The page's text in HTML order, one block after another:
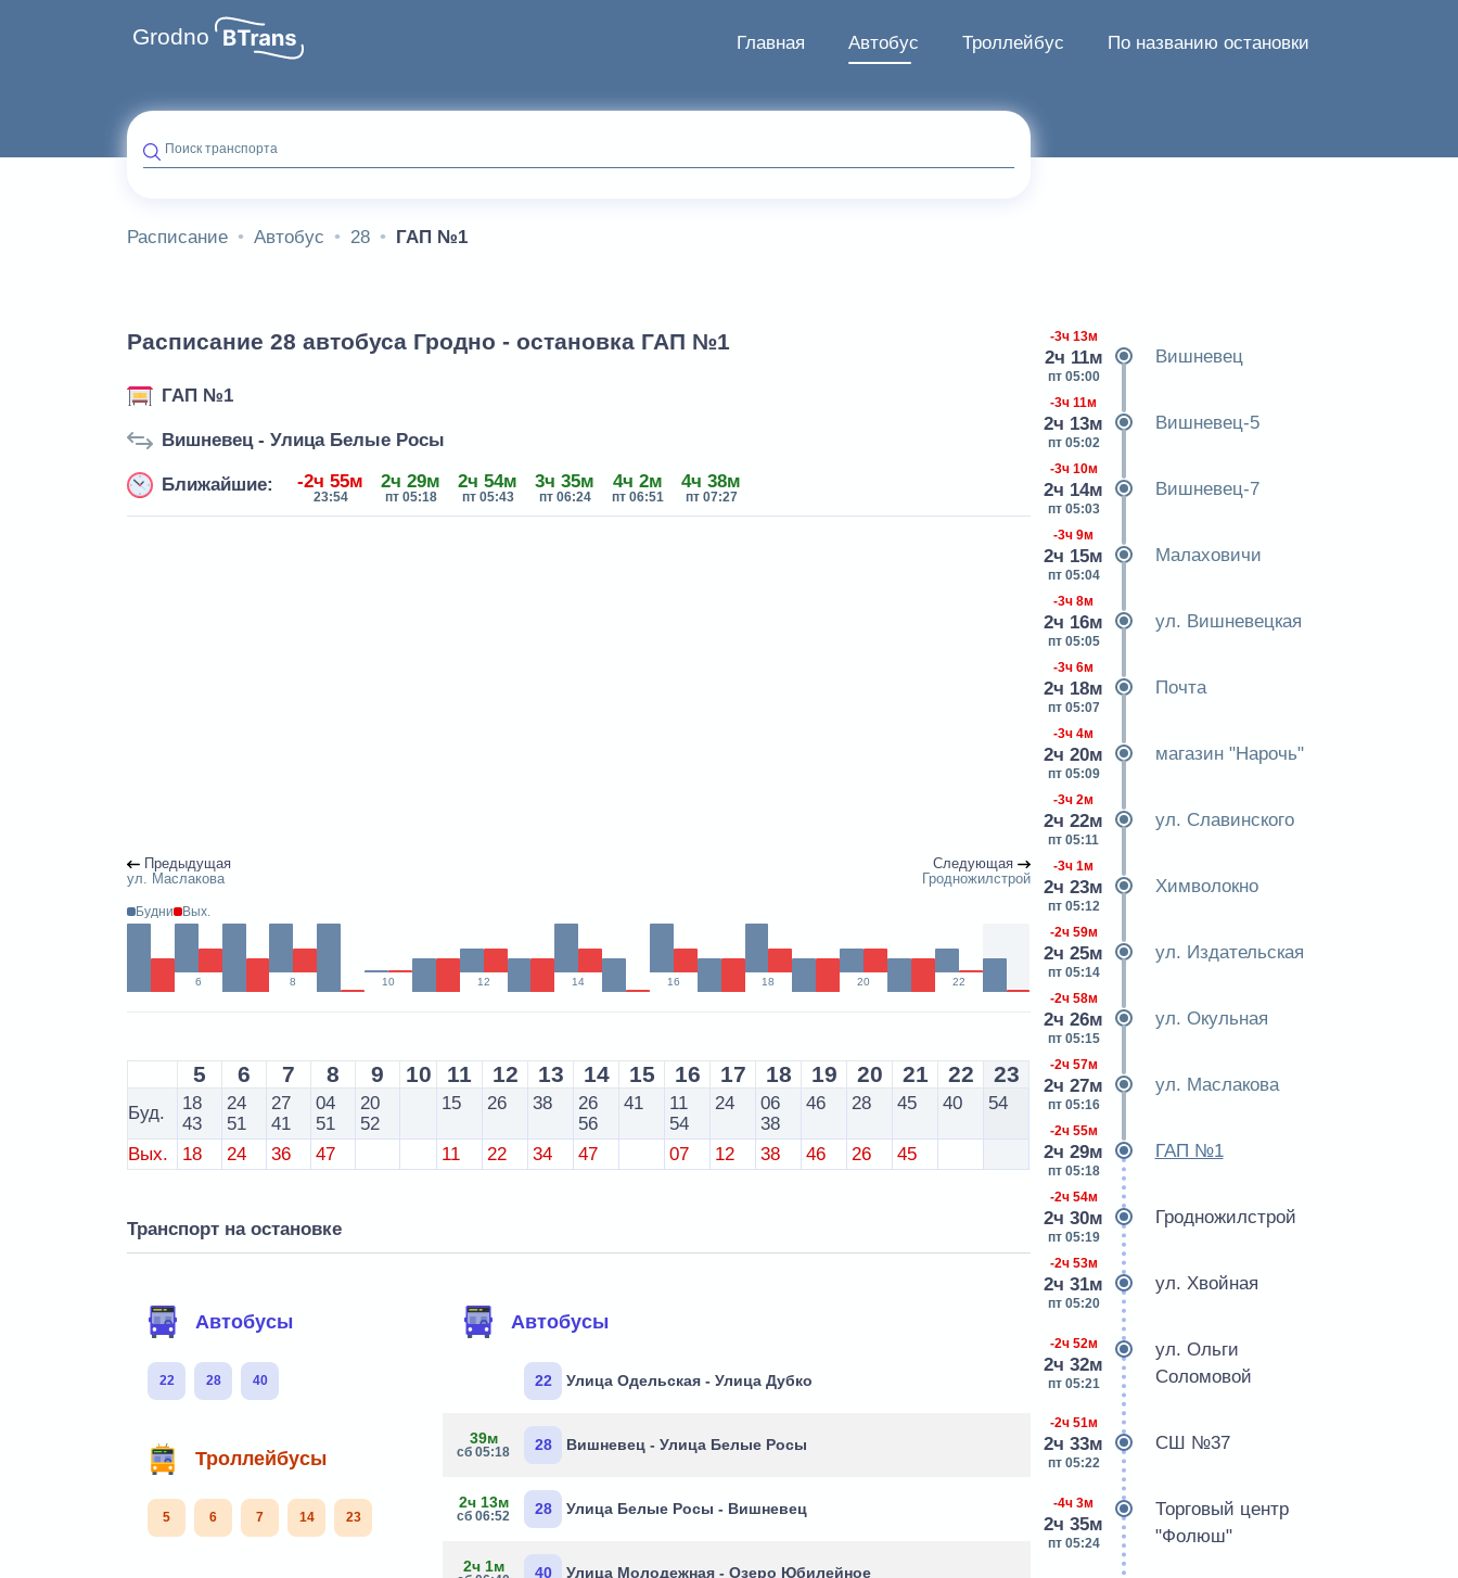
Grodno Главная Автобус Троллейбус По названию остановки
Поиск транспорта
Расписание Автобус 28 ГАП №1
Расписание 28 автобуса Гродно - остановка ГАП №1
ГАП №1
Вишневец - Улица Белые Росы
Ближайшие: -2ч 55м
23:54
2ч 29м
пт 05:18
2ч 54м
пт 05:43
3ч 35м
пт 06:24
4ч 2м
пт 06:51
4ч 38м
пт 07:27
Предыдущая
ул. Маслакова
Следующая
Гродножилстрой
Будни Вых.
6 8 10 12 14 16 18 20 22
5 6 7 8 9 10 11 12 13 14 15 16 17 18 19 20 21 22 23
Буд.
18
43
24
51
27
41
04
51
20
52
15 26 38
26
56
41
11
54
24
06
38
46 28 45 40 54
Вых. 18 24 36 47 11 22 34 47 07 12 38 46 26 45
Транспорт на остановке
Автобусы
22 28 40
Троллейбусы
5 6 7 14 23
Автобусы
22 Улица Одельская - Улица Дубко
39м
сб 05:18 28 Вишневец - Улица Белые Росы
2ч 13м
сб 06:52 28 Улица Белые Росы - Вишневец
2ч 1м 40 Улица Молодежная - Озеро Юбилейное
-3ч 13м
2ч 11м
пт 05:00
Вишневец
-3ч 11м
2ч 13м
пт 05:02
Вишневец-5
-3ч 10м
2ч 14м
пт 05:03
Вишневец-7
-3ч 9м
2ч 15м
пт 05:04
Малаховичи
-3ч 8м
2ч 16м
пт 05:05
ул. Вишневецкая
-3ч 6м
2ч 18м
пт 05:07
Почта
-3ч 4м
2ч 20м
пт 05:09
магазин "Нарочь"
-3ч 2м
2ч 22м
пт 05:11
ул. Славинского
-3ч 1м
2ч 23м
пт 05:12
Химволокно
-2ч 59м
2ч 25м
пт 05:14
ул. Издательская
-2ч 58м
2ч 26м
пт 05:15
ул. Окульная
-2ч 57м
2ч 27м
пт 05:16
ул. Маслакова
-2ч 55м
2ч 29м
пт 05:18
ГАП №1
-2ч 54м
2ч 30м
пт 05:19
Гродножилстрой
-2ч 53м
2ч 31м
пт 05:20
ул. Хвойная
-2ч 52м
2ч 32м
пт 05:21
ул. Ольги
Соломовой
-2ч 51м
2ч 33м
пт 05:22
СШ №37
-4ч 3м
2ч 35м
пт 05:24
Торговый центр
"Фолюш"